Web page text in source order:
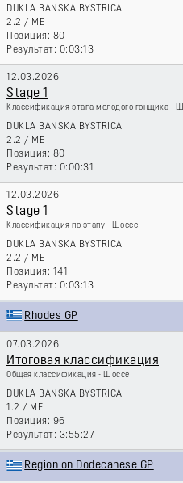
DUKLA BANSKA BYSTRICA
2.2 / ME
80
0:03:13
12.03.2026
Stage 1
Классификация этапа молодого гонщика -
DUKLA BANSKA BYSTRICA
2.2 / ME
80
0:00:31
12.03.2026
Stage 1
Классификация по этапу - Шоссе
DUKLA BANSKA BYSTRICA
2.2 / ME
141
0:03:13
Rhodes GP
07.03.2026
Итоговая классификация
Общая классификация - Шоссе
DUKLA BANSKA BYSTRICA
1.2 / ME
96
3:55:27
Region on Dodecanese GP